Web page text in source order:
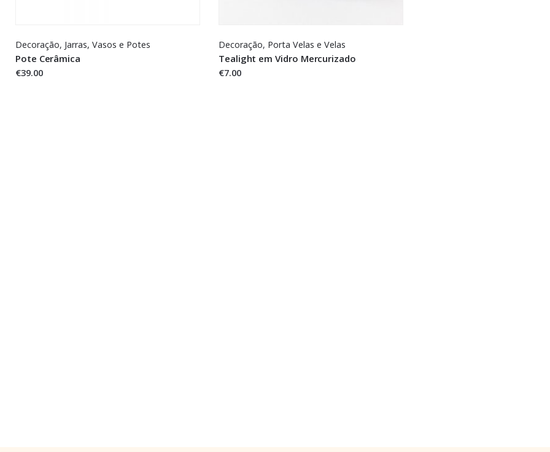
Decoração, Jarras, Vasos e Potes
Pote Cerâmica
€39.00
Decoração, Porta Velas e Velas
Tealight em Vidro Mercurizado
€7.00